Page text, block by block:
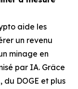
aide les
un revenu
minage en
par IA. Grâce
du DOGE et plus